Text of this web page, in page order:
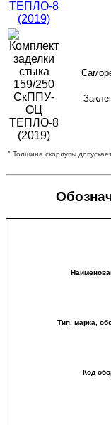
* Толщина скорлупы
Тип, марка,
Код